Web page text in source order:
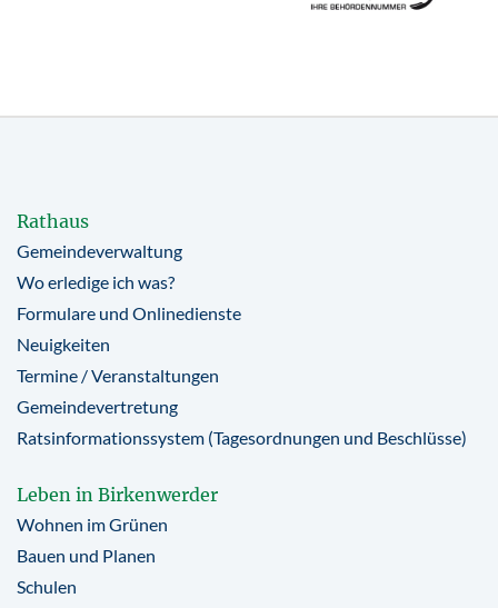
Rathaus
Gemeindeverwaltung
Wo erledige ich was?
Formulare und Onlinedienste
Neuigkeiten
Termine / Veranstaltungen
Gemeindevertretung
Ratsinformationssystem (Tagesordnungen und Beschlüsse)
Leben in Birkenwerder
Wohnen im Grünen
Bauen und Planen
Schulen